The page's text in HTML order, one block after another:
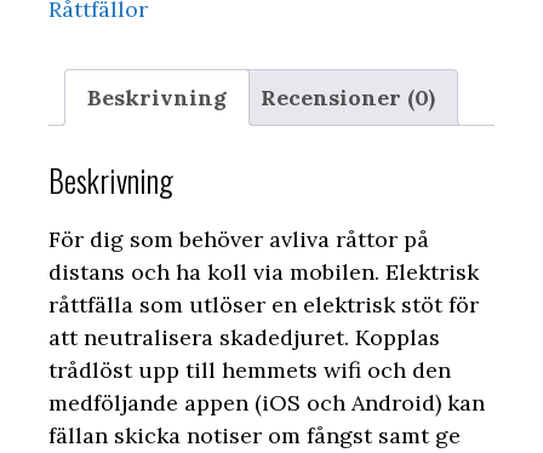
Råttfällor
Beskrivning Recensioner (0)
Beskrivning
För dig som behöver avliva råttor på
distans och ha koll via mobilen. Elektrisk
råttfälla som utlöser en elektrisk stöt för
att neutralisera skadedjuret. Kopplas
trådlöst upp till hemmets wifi och den
medföljande appen (iOS och Android) kan
fällan skicka notiser om fångst samt ge